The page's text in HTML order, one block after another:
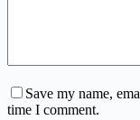
Save my name,
time I comment.